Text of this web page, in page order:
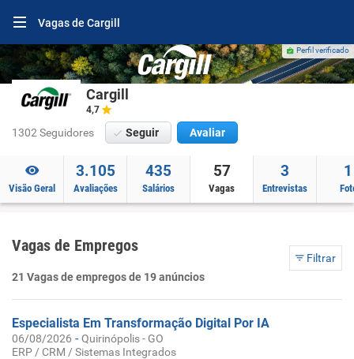
Vagas de Cargill
Perfil verificado
Cargill
4,7
1302 Seguidores Seguir Avaliar
Visão Geral
3.105
Avaliações
435
Salários
57
Vagas
3
Entrevistas
1
Vagas de Empregos
Filtrar
21 Vagas de empregos de 19 anúncios
Especialista Em Transformação Digital Por IA
06/08/2026 -Quirinópolis - GO
ERP / CRM / Sistemas Integrados